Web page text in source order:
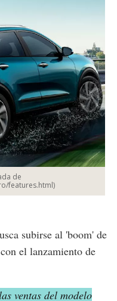
de
features.html)
subirse al 'boom' de
el lanzamiento de
ventas del modelo